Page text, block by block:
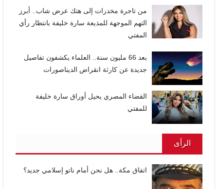
من تاجرة مخدرات إلى هتك عرض شاب.. أبرز
التهم الموجهة للمذيعة سارة خليفة بانتظار رأي
المفتي
بعد 66 مليون سنة.. العلماء يكشفون تفاصيل
جديدة عن كارثة انقراض الديناصورات
القضاء المصري يحيل أوراق سارة خليفة
للمفتي
الرأى
اتفاق مكة.. هل نحن أمام ناتو إسلامي جديد؟